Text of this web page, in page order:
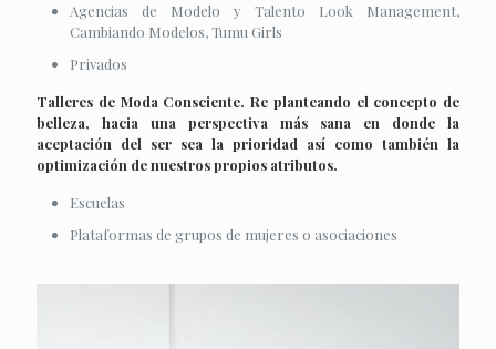
Agencias de Modelo y Talento Look Management,
Cambiando Modelos, Tumu Girls
Privados
Talleres de Moda Consciente. Re planteando el concepto de
belleza, hacia una perspectiva más sana en donde la
aceptación del ser sea la prioridad así como también la
optimización de nuestros propios atributos.
Escuelas
Plataformas de grupos de mujeres o asociaciones